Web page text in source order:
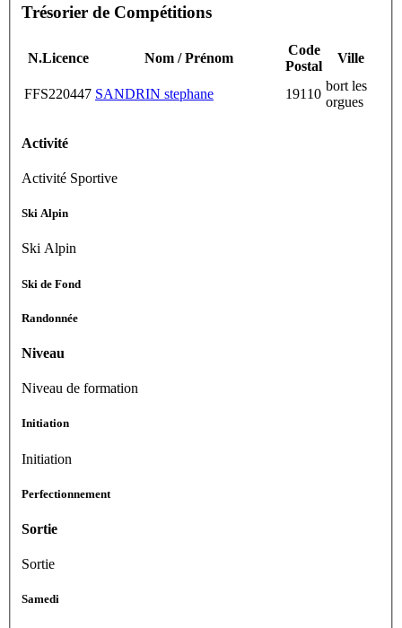
Trésorier de Compétitions
N.Licence Nom / Prénom
Code
Postal
Ville
FFS220447 SANDRIN stephane 19110
bort les
orgues
Activité
Activité Sportive
Ski Alpin
Ski Alpin
Ski de Fond
Randonnée
Niveau
Niveau de formation
Initiation
Initiation
Perfectionnement
Sortie
Sortie
Samedi